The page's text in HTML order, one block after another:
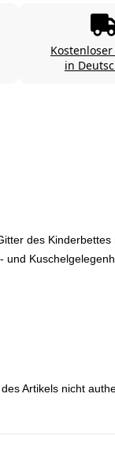
in
des
und
Artikels nicht